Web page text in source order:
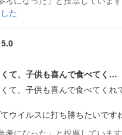
た
5.0
て、子供も喜んで食べてく…
て、子供も喜んで食べてくれ
ウイルスに打ち勝ちたいです